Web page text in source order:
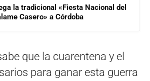
la tradicional «Fiesta Nacional del
Casero» a Córdoba
que la cuarentena y el
para ganar esta guerra